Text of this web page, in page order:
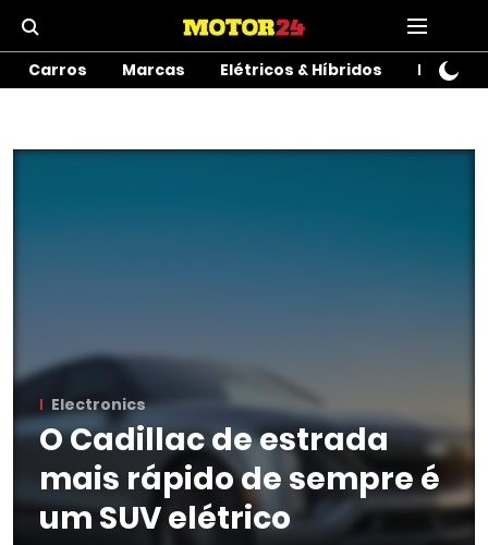
Carros Marcas Elétricos & Híbridos Motos
Electronics
O Cadillac de estrada
mais rápido de sempre é
um SUV elétrico